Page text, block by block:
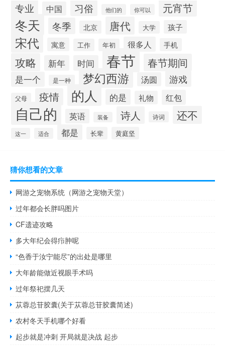
专业 中国 习俗 他们的 你可以 元宵节
冬天 冬季 北京 唐代 大学 孩子
宋代 寓意 工作 年初 很多人 手机
攻略 新年 时间 春节 春节期间
是一个 是一种 梦幻西游 汤圆 游戏
父母 疫情 的人 的是 礼物 红包
自己的 英语 装备 诗人 诗词 还不
这一 适合 都是 长辈 黄庭坚
猜你想看的文章
网游之宠物系统（网游之宠物天堂）
过年都会长胖吗图片
CF遗迹攻略
多大年纪会得疖肿呢
“色香于汝宁能尽”的出处是哪里
大年龄能做近视眼手术吗
过年祭祀摆几天
苁蓉总苷胶囊(关于苁蓉总苷胶囊简述)
农村冬天手机哪个好看
起步就是冲刺 开局就是决战 起步